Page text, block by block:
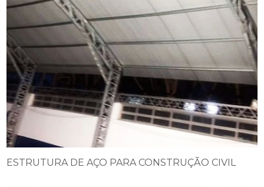
ESTRUTURA DE AÇO PARA CONSTRUÇÃO CIVIL